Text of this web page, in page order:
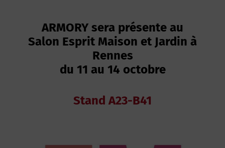
ARMORY sera présente au
Salon Esprit Maison et Jardin à
Rennes
du 11 au 14 octobre
Stand A23-B41